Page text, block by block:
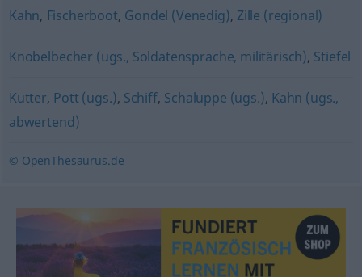
Kahn, Fischerboot, Gondel (Venedig), Zille (regional)
Knobelbecher (ugs., Soldatensprache, militärisch), Stiefel
Kutter, Pott (ugs.), Schiff, Schaluppe (ugs.), Kahn (ugs.,
abwertend)
© OpenThesaurus.de